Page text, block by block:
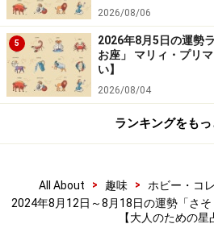
2026/08/06
5
2026年8月5日の運勢
お座」 マリィ・プリ
い】
2026/08/04
ランキングをも
All About > 趣味 > ホビー・コ
2024年8月12日～8月18日の運勢「さ
【大人のための星